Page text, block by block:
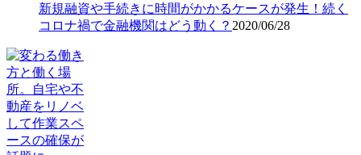
新規融資や手続きに時間がかかるケースが発生！続く
コロナ禍で金融機関はどう動く？ 2020/06/28